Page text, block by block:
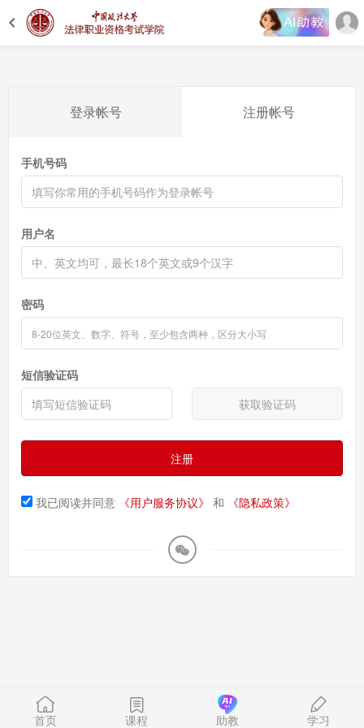
登录帐号 注册帐号
手机号码
用户名
密码
短信验证码
获取验证码
注册
我已阅读并同意 《用户服务协议》 和 《隐私政策》
首页 课程 助教 学习